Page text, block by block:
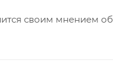
своим мнением об